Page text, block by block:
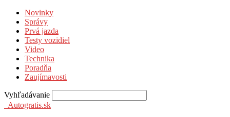
Novinky
Správy
Prvá jazda
Testy vozidiel
Video
Technika
Poradňa
Zaujímavosti
Vyhľadávanie
Autogratis.sk